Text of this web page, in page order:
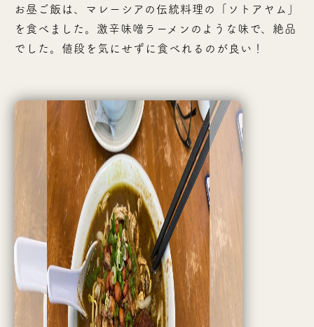
お昼ご飯は、マレーシアの伝統料理の「ソトアヤム」
を食べました。激辛味噌ラーメンのような味で、絶品
でした。値段を気にせずに食べれるのが良い！